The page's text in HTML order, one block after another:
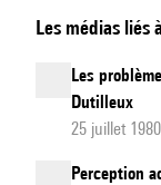
Les médias liés
Les
Dutilleux
25 juillet
Perception